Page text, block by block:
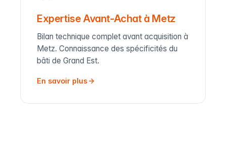
Expertise Avant-Achat à Metz
Bilan technique complet avant acquisition à
Metz. Connaissance des spécificités du
bâti de Grand Est.
En savoir plus